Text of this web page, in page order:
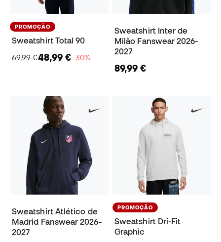
PROMOÇÃO
Sweatshirt Total 90
69,99 €48,99 €−30%
Sweatshirt Inter de
Milão Fanswear 2026-
2027
89,99 €
Sweatshirt Atlético de
Madrid Fanswear 2026-
2027
PROMOÇÃO
Sweatshirt Dri-Fit
Graphic